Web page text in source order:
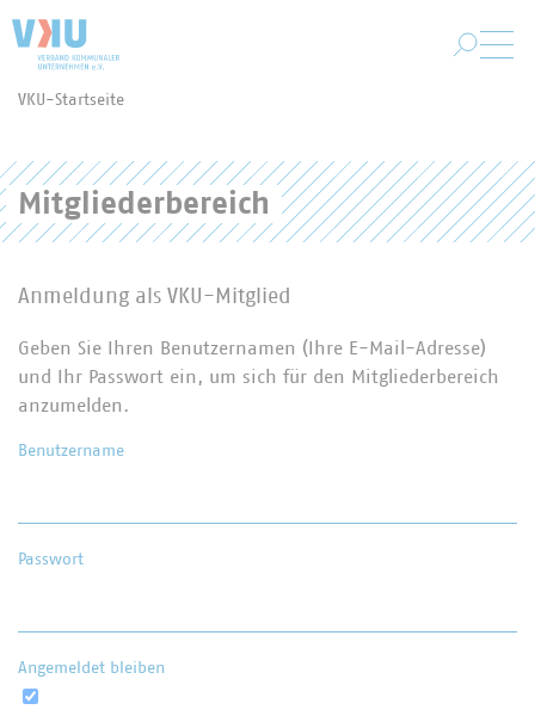
VKU-Startseite
Mitgliederbereich
Anmeldung als VKU-Mitglied
Geben Sie Ihren Benutzernamen (Ihre E-Mail-Adresse)
und Ihr Passwort ein, um sich für den Mitgliederbereich
anzumelden.
Benutzername
Passwort
Angemeldet bleiben